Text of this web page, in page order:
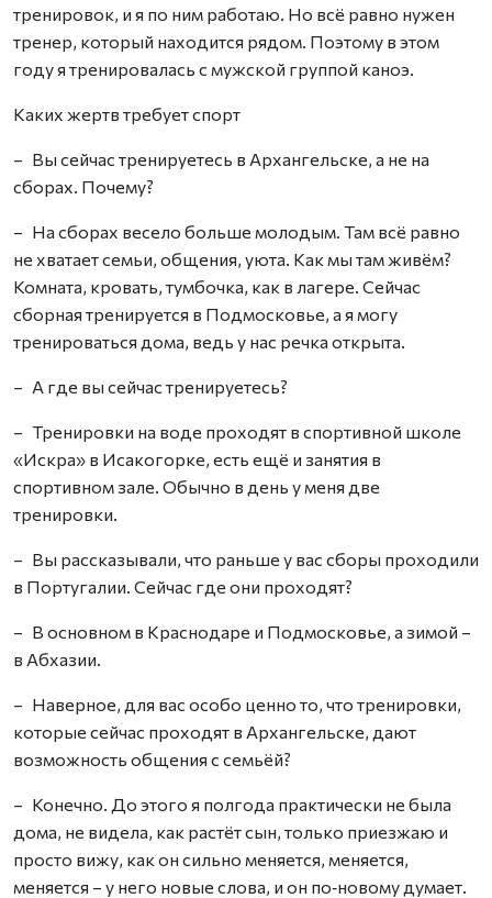
тренировок, и я по ним работаю. Но всё равно нужен
тренер, который находится рядом. Поэтому в этом
году я тренировалась с мужской группой каноэ.
Каких жертв требует спорт
– Вы сейчас тренируетесь в Архангельске, а не на
сборах. Почему?
– На сборах весело больше молодым. Там всё равно
не хватает семьи, общения, уюта. Как мы там живём?
Комната, кровать, тумбочка, как в лагере. Сейчас
сборная тренируется в Подмосковье, а я могу
тренироваться дома, ведь у нас речка открыта.
– А где вы сейчас тренируетесь?
– Тренировки на воде проходят в спортивной школе
«Искра» в Исакогорке, есть ещё и занятия в
спортивном зале. Обычно в день у меня две
тренировки.
– Вы рассказывали, что раньше у вас сборы проходили
в Португалии. Сейчас где они проходят?
– В основном в Краснодаре и Подмосковье, а зимой –
в Абхазии.
– Наверное, для вас особо ценно то, что тренировки,
которые сейчас проходят в Архангельске, дают
возможность общения с семьёй?
– Конечно. До этого я полгода практически не была
дома, не видела, как растёт сын, только приезжаю и
просто вижу, как он сильно меняется, меняется,
меняется – у него новые слова, и он по‑новому думает.